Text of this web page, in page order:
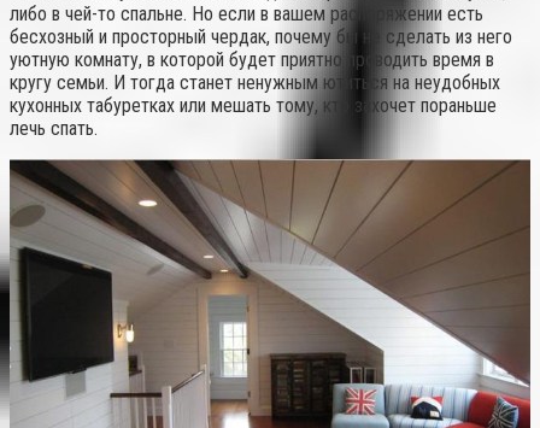
либо в чей-то спальне. Но если в вашем распоряжении есть
бесхозный и просторный чердак, почему бы не сделать из него
уютную комнату, в которой будет приятно проводить время в
кругу семьи. И тогда станет ненужным ютиться на неудобных
кухонных табуретках или мешать тому, кто захочет пораньше
лечь спать.